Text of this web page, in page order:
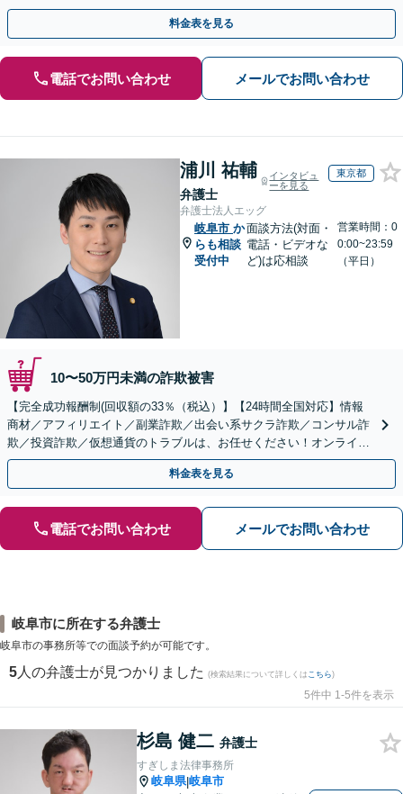
金が得られるよう尽力します！
料金表を見る
電話でお問い合わせ メールでお問い合わせ
浦川 祐輔
弁護士
インタビュ
ーを見る
東京都
弁護士法人エッグ
岐阜市 か
らも相談
受付中
面談方法(対面・
電話・ビデオな
ど)は応相談
営業時間：0
0:00~23:59
（平日）
10〜50万円未満の詐欺被害
【完全成功報酬制(回収額の33％（税込）】【24時間全国対応】情報
商材／アフィリエイト／副業詐欺／出会い系サクラ詐欺／コンサル詐
欺／投資詐欺／仮想通貨のトラブルは、お任せください！オンライン
のみで解決も可能！
料金表を見る
電話でお問い合わせ メールでお問い合わせ
岐阜市に所在する弁護士
岐阜市の事務所等での面談予約が可能です。
5 人の弁護士が見つかりました (検索結果について詳しくは こちら)
5件中 1-5件を表示
杉島 健二 弁護士
すぎしま法律事務所
岐阜県|岐阜市